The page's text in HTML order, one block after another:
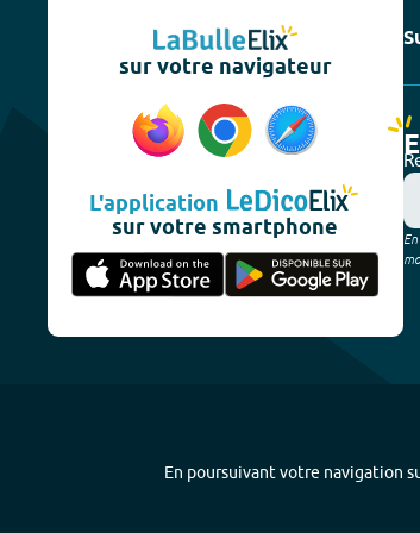
sur votre navigateur
L'application
sur votre smartphone
En poursuivant votre navigation